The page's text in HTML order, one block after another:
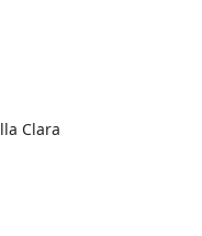
Clara